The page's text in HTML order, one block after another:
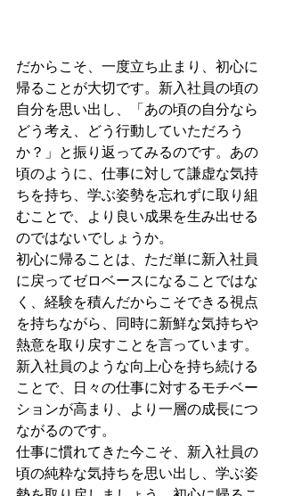
だからこそ、一度立ち止まり、初心に
帰ることが大切です。新入社員の頃の
自分を思い出し、「あの頃の自分なら
どう考え、どう行動していただろう
か？」と振り返ってみるのです。あの
頃のように、仕事に対して謙虚な気持
ちを持ち、学ぶ姿勢を忘れずに取り組
むことで、より良い成果を生み出せる
のではないでしょうか。
初心に帰ることは、ただ単に新入社員
に戻ってゼロベースになることではな
く、経験を積んだからこそできる視点
を持ちながら、同時に新鮮な気持ちや
熱意を取り戻すことを言っています。
新入社員のような向上心を持ち続ける
ことで、日々の仕事に対するモチベー
ションが高まり、より一層の成長につ
ながるのです。
仕事に慣れてきた今こそ、新入社員の
頃の純粋な気持ちを思い出し、学ぶ姿